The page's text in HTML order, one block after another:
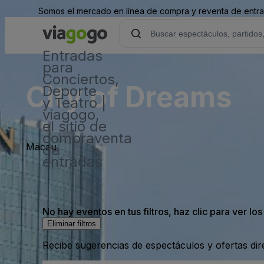
Somos el mercado en línea de compra y reventa de
Entradas
para
Conciertos,
Deporte
y Teatro |
viagogo,
el sitio de
compraventa
de
entradas
City of Dreams
Macau
No hay eventos en tus filtros, haz clic para ver
Eliminar filtros
Recibe sugerencias de espectáculos y ofertas